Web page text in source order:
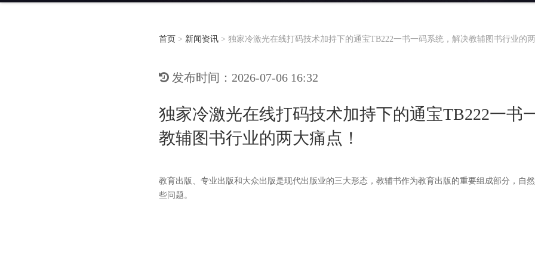
首页 > 新闻资讯 > 独家冷激光在线打码技术加持下的通宝TB222一书一码系统，解决教辅图书行业的
发布时间：2026-07-06 16:32
独家冷激光在线打码技术加持下的通宝TB222一书
教辅图书行业的两大痛点！
教育出版、专业出版和大众出版是现代出版业的三大形态，教辅书作为教育出版的重要组成部分，自
些问题。